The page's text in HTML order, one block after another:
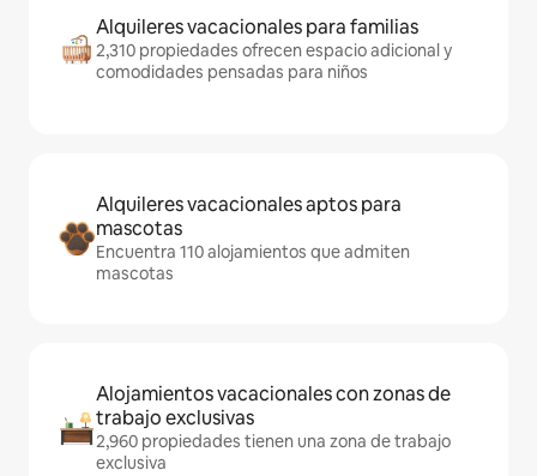
Alquileres vacacionales para familias
2,310 propiedades ofrecen espacio adicional y
comodidades pensadas para niños
Alquileres vacacionales aptos para
mascotas
Encuentra 110 alojamientos que admiten
mascotas
Alojamientos vacacionales con zonas de
trabajo exclusivas
2,960 propiedades tienen una zona de trabajo
exclusiva